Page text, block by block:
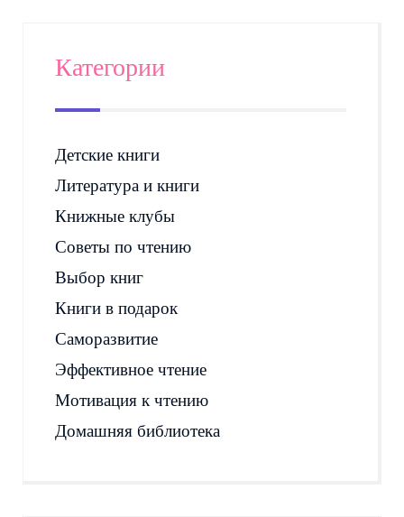
Категории
Детские книги
Литература и книги
Книжные клубы
Советы по чтению
Выбор книг
Книги в подарок
Саморазвитие
Эффективное чтение
Мотивация к чтению
Домашняя библиотека